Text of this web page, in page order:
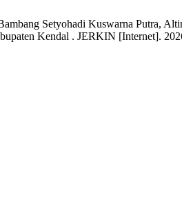
Setyohadi Kuswarna Putra,
Kendal . JERKIN [Internet].